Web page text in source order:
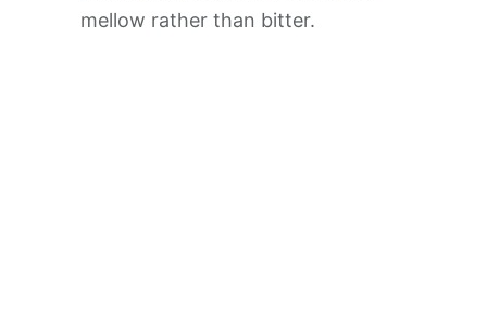
mellow rather than bitter.